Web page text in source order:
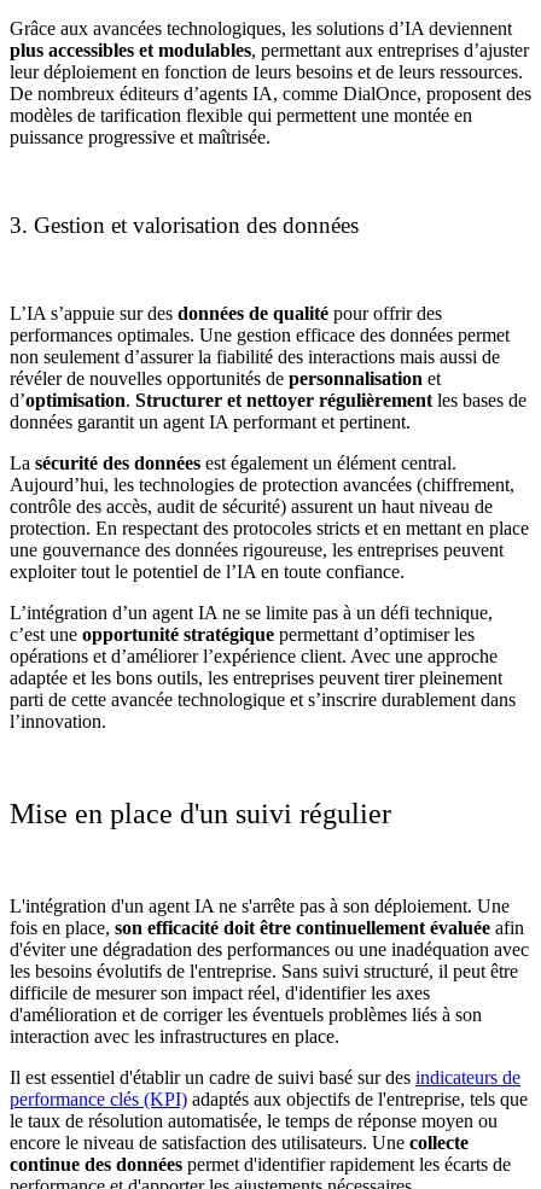
Grâce aux avancées technologiques, les solutions d’IA deviennent
plus accessibles et modulables, permettant aux entreprises d’ajuster
leur déploiement en fonction de leurs besoins et de leurs ressources.
De nombreux éditeurs d’agents IA, comme DialOnce, proposent des
modèles de tarification flexible qui permettent une montée en
puissance progressive et maîtrisée.
3. Gestion et valorisation des données
L’IA s’appuie sur des données de qualité pour offrir des
performances optimales. Une gestion efficace des données permet
non seulement d’assurer la fiabilité des interactions mais aussi de
révéler de nouvelles opportunités de personnalisation et
d’optimisation. Structurer et nettoyer régulièrement les bases de
données garantit un agent IA performant et pertinent.
La sécurité des données est également un élément central.
Aujourd’hui, les technologies de protection avancées (chiffrement,
contrôle des accès, audit de sécurité) assurent un haut niveau de
protection. En respectant des protocoles stricts et en mettant en place
une gouvernance des données rigoureuse, les entreprises peuvent
exploiter tout le potentiel de l’IA en toute confiance.
L’intégration d’un agent IA ne se limite pas à un défi technique,
c’est une opportunité stratégique permettant d’optimiser les
opérations et d’améliorer l’expérience client. Avec une approche
adaptée et les bons outils, les entreprises peuvent tirer pleinement
parti de cette avancée technologique et s’inscrire durablement dans
l’innovation.
Mise en place d'un suivi régulier
L'intégration d'un agent IA ne s'arrête pas à son déploiement. Une
fois en place, son efficacité doit être continuellement évaluée afin
d'éviter une dégradation des performances ou une inadéquation avec
les besoins évolutifs de l'entreprise. Sans suivi structuré, il peut être
difficile de mesurer son impact réel, d'identifier les axes
d'amélioration et de corriger les éventuels problèmes liés à son
interaction avec les infrastructures en place.
Il est essentiel d'établir un cadre de suivi basé sur des indicateurs de
performance clés (KPI) adaptés aux objectifs de l'entreprise, tels que
le taux de résolution automatisée, le temps de réponse moyen ou
encore le niveau de satisfaction des utilisateurs. Une collecte
continue des données permet d'identifier rapidement les écarts de